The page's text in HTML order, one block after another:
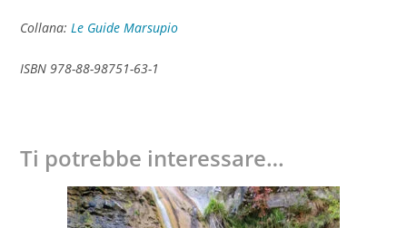
Collana:Le Guide Marsupio
ISBN 978-88-98751-63-1
Ti potrebbe interessare…